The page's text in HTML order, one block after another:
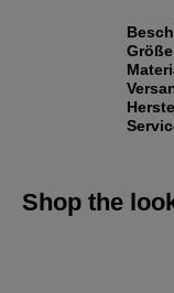
Größe
Shop the